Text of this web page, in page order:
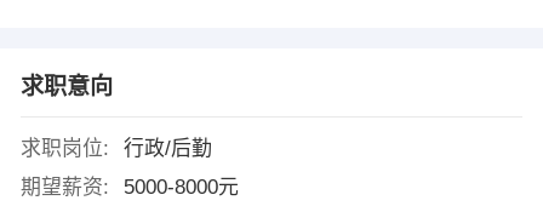
求职意向
求职岗位:
行政/后勤
期望薪资:
5000-8000元